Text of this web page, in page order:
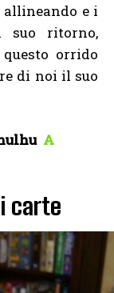
e i
ritorno,
orrido
di noi il suo
A
carte